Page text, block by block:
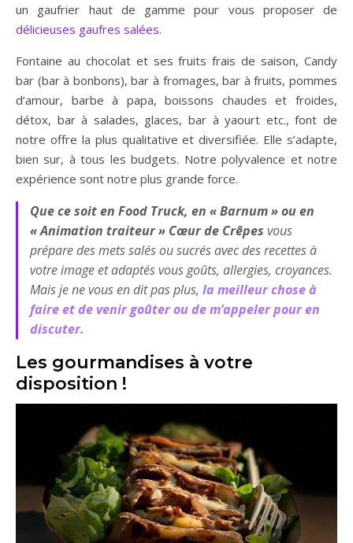
un gaufrier haut de gamme pour vous proposer de
délicieuses gaufres salées.
Fontaine au chocolat et ses fruits frais de saison, Candy
bar (bar à bonbons), bar à fromages, bar à fruits, pommes
d’amour, barbe à papa, boissons chaudes et froides,
détox, bar à salades, glaces, bar à yaourt etc., font de
notre offre la plus qualitative et diversifiée. Elle s’adapte,
bien sur, à tous les budgets. Notre polyvalence et notre
expérience sont notre plus grande force.
Que ce soit en Food Truck, en « Barnum » ou en
« Animation traiteur » Cœur de Crêpes vous
prépare des mets salés ou sucrés avec des recettes à
votre image et adaptés vous goûts, allergies, croyances.
Mais je ne vous en dit pas plus, la meilleur chose à
faire et de venir goûter ou de m’appeler pour en
discuter.
Les gourmandises à votre
disposition !